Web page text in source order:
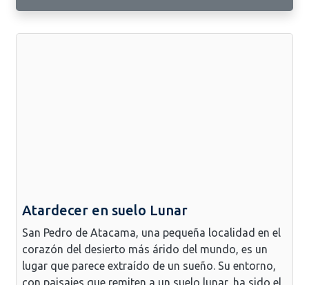
Atardecer en suelo Lunar
San Pedro de Atacama, una pequeña localidad en el
corazón del desierto más árido del mundo, es un
lugar que parece extraído de un sueño. Su entorno,
con paisajes que remiten a un suelo lunar, ha sido el